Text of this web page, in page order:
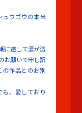
ュウゴウの本当
に達して涙が溢
お願いで申し訳
の作品とのお別
、愛しており